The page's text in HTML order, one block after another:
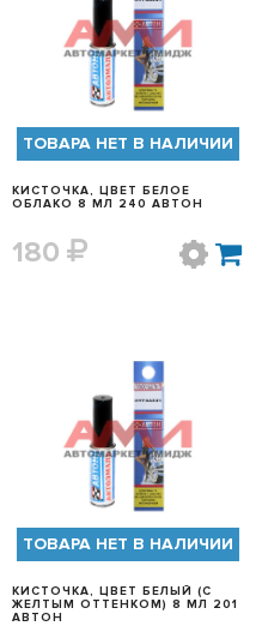
БЫСТРЫЙ ПРОСМОТР
ТОВАРА НЕТ В НАЛИЧИИ
КИСТОЧКА, ЦВЕТ БЕЛОЕ
ОБЛАКО 8 МЛ 240 АВТОН
180
БЫСТРЫЙ ПРОСМОТР
ТОВАРА НЕТ В НАЛИЧИИ
КИСТОЧКА, ЦВЕТ БЕЛЫЙ (С
ЖЕЛТЫМ ОТТЕНКОМ) 8 МЛ 201
АВТОН